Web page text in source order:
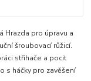
Hrazda pro úpravu a
šroubovací růžicí.
střihače a pocit
s háčky pro zavěšení